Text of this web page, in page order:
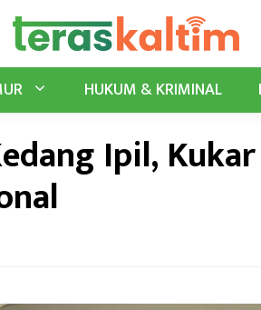
HUKUM & KRIMINAL
Ipil,